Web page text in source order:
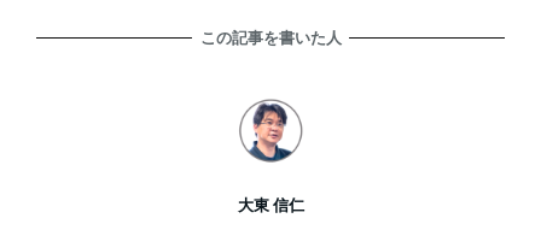
この記事を書いた人
大東 信仁